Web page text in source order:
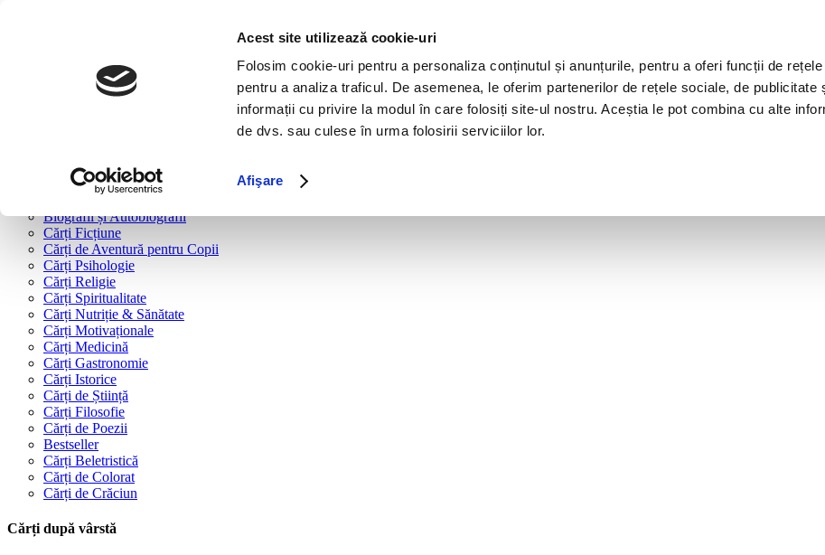
Acest site utilizează cookie-uri
Folosim cookie-uri pentru a personaliza conținutul și anunțurile, pentru a oferi funcții de
pentru a analiza traficul. De asemenea, le oferim partenerilor de rețele sociale, de publicitate
informații cu privire la modul în care folosiți site-ul nostru. Aceștia le pot combina cu alte
de dvs. sau culese în urma folosirii serviciilor lor.
Afişare
Cărți după tipologie
Cărți Dezvoltare Personală
Cărți Familie & Cuplu
Biografii și Autobiografii
Cărți Ficțiune
Cărți de Aventură pentru Copii
Cărți Psihologie
Cărți Religie
Cărți Spiritualitate
Cărți Nutriție & Sănătate
Cărți Motivaționale
Cărți Medicină
Cărți Gastronomie
Cărți Istorice
Cărți de Știință
Cărți Filosofie
Cărți de Poezii
Bestseller
Cărți Beletristică
Cărți de Colorat
Cărți de Crăciun
Cărți după vârstă